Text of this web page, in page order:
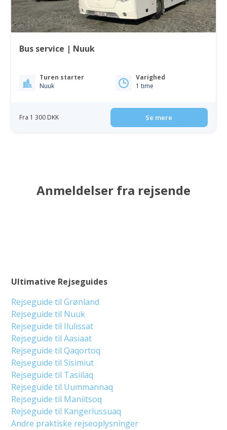
Bus service | Nuuk
Turen starter
Nuuk
Varighed
1 time
Fra 1 300 DKK Se mere
Anmeldelser fra rejsende
Ultimative Rejseguides
Rejseguide til Grønland
Rejseguide til Nuuk
Rejseguide til Ilulissat
Rejseguide til Aasiaat
Rejseguide til Qaqortoq
Rejseguide til Sisimiut
Rejseguide til Tasiilaq
Rejseguide til Uummannaq
Rejseguide til Maniitsoq
Rejseguide til Kangerlussuaq
Andre praktiske rejseoplysninger